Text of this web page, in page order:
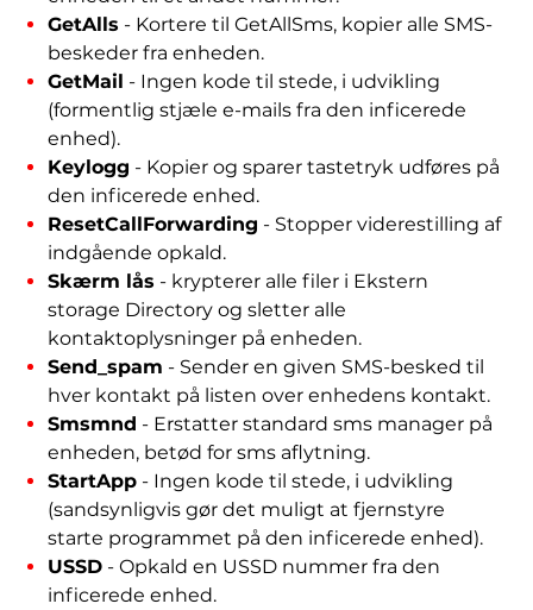
GetAlls - Kortere til GetAllSms, kopier alle SMS-
beskeder fra enheden.
GetMail - Ingen kode til stede, i udvikling
(formentlig stjæle e-mails fra den inficerede
enhed).
Keylogg - Kopier og sparer tastetryk udføres på
den inficerede enhed.
ResetCallForwarding - Stopper viderestilling af
indgående opkald.
Skærm lås - krypterer alle filer i Ekstern
storage Directory og sletter alle
kontaktoplysninger på enheden.
Send_spam - Sender en given SMS-besked til
hver kontakt på listen over enhedens kontakt.
Smsmnd - Erstatter standard sms manager på
enheden, betød for sms aflytning.
StartApp- Ingen kode til stede, i udvikling
(sandsynligvis gør det muligt at fjernstyre
starte programmet på den inficerede enhed).
USSD- Opkald en USSD nummer fra den
inficerede enhed.